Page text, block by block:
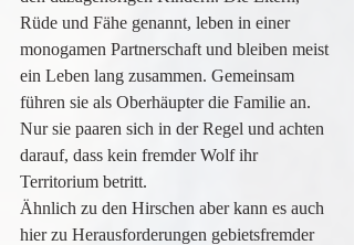
Rüde und Fähe genannt, leben in einer
monogamen Partnerschaft und bleiben meist
ein Leben lang zusammen. Gemeinsam
führen sie als Oberhäupter die Familie an.
Nur sie paaren sich in der Regel und achten
darauf, dass kein fremder Wolf ihr
Territorium betritt.
Ähnlich zu den Hirschen aber kann es auch
hier zu Herausforderungen gebietsfremder